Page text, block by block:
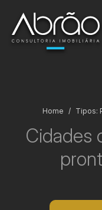
Home Tipos:
Cidades